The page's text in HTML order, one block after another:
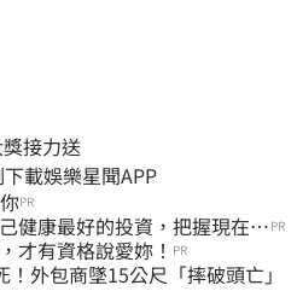
接力送
明星動態 即刻下載娛樂星聞APP
PR
健康最好的投資，把握現在不 PR
才有資格說愛妳！ PR
外包商墜15公尺「摔破頭亡」